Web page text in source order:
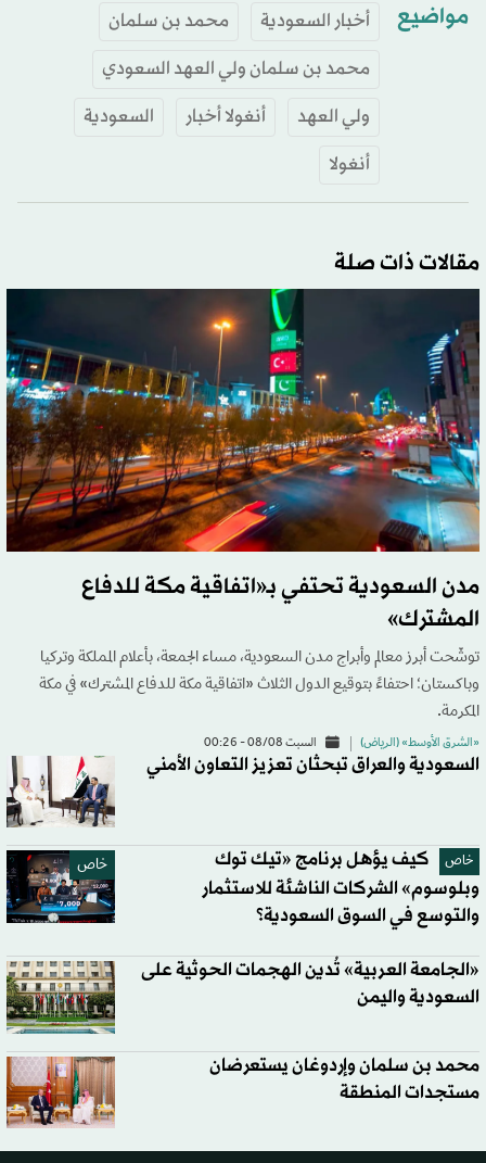
مواضيع أخبار السعودية
محمد بن سلمان
محمد بن سلمان ولي العهد السعودي
ولي العهد
أنغولا أخبار
السعودية
أنغولا
مقالات ذات صلة
مدن السعودية تحتفي بـ«اتفاقية مكة للدفاع
المشترك»
توشّحت أبرز معالم وأبراج مدن السعودية، مساء الجمعة، بأعلام المملكة وتركيا
وباكستان؛ احتفاءً بتوقيع الدول الثلاث «اتفاقية مكة للدفاع المشترك» في مكة
المكرمة.
«الشرق الأوسط» (الرياض) السبت 08/08 - 00:26
السعودية والعراق تبحثان تعزيز التعاون الأمني
خاص خاص
كيف يؤهل برنامج «تيك توك
وبلوسوم» الشركات الناشئة للاستثمار
والتوسع في السوق السعودية؟
«الجامعة العربية» تُدين الهجمات الحوثية على
السعودية واليمن
محمد بن سلمان وإردوغان يستعرضان
مستجدات المنطقة